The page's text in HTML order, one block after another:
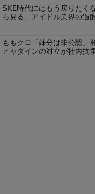
SKE時代にはもう戻りたく
ら見る、アイドル業界の過
ももクロ「妹分は非公認
ヒャダインの対立が社内抗